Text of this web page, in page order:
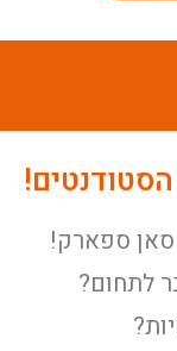
ספארק!
לתחום?